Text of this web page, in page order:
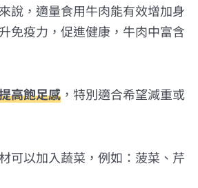
說，適量食用牛肉能有效增加身
免疫力，促進健康，牛肉中富含
高飽足感 ，特別適合希望減重或
可以加入蔬菜，例如：菠菜、芹